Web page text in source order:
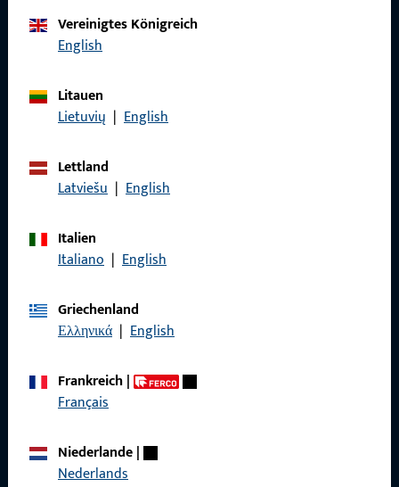
Vereinigtes Königreich
English
Litauen
Lietuvių | English
Lettland
Latviešu | English
Italien
Italiano | English
Griechenland
Ελληνικά | English
Frankreich|
Français
Niederlande|
Nederlands
Impressum
Schnelleinstieg